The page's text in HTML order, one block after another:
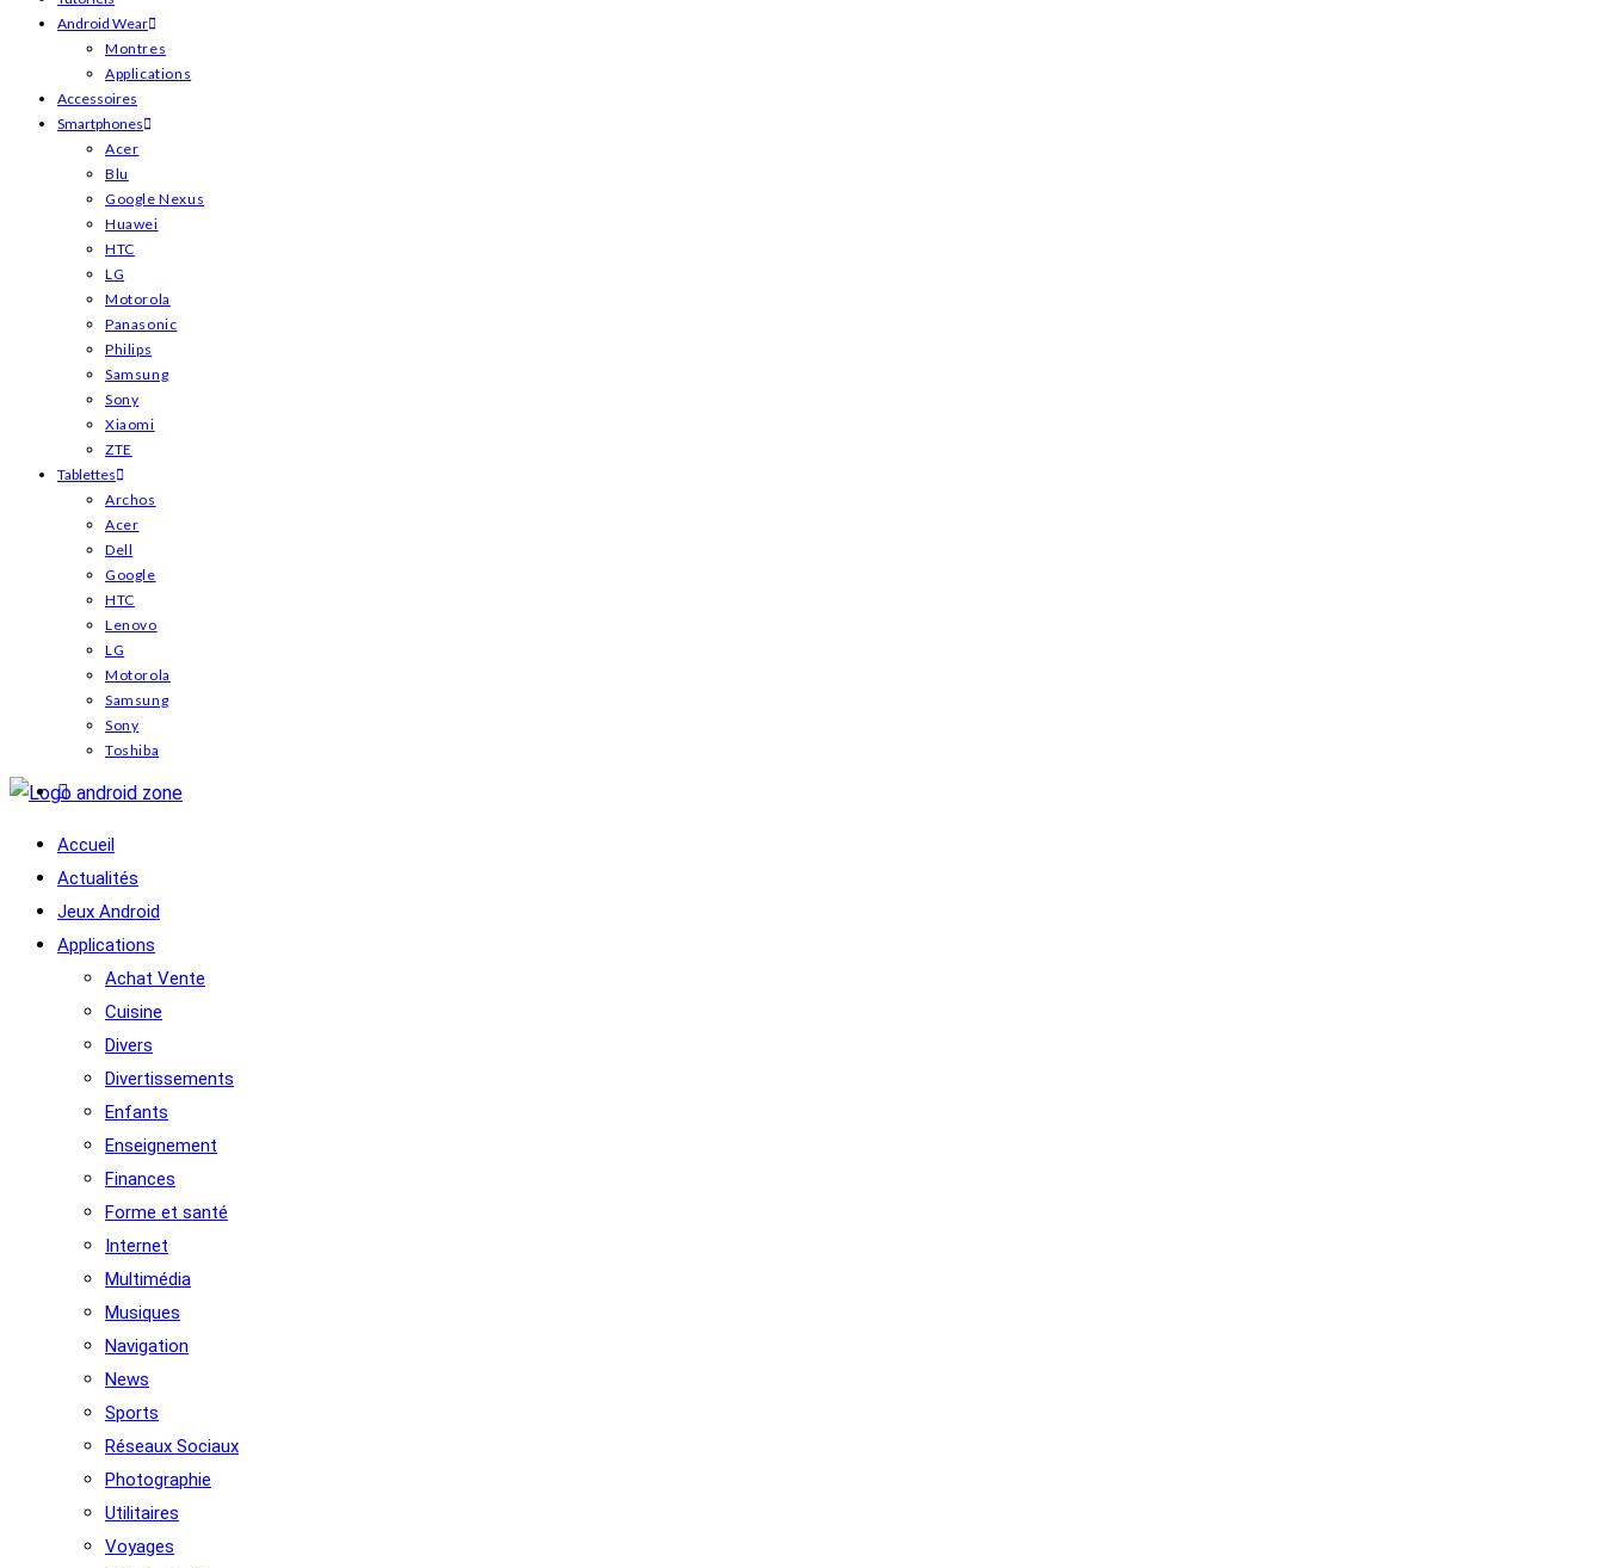
Android Wear
Montres
Applications
Accessoires
Smartphones
Acer
Blu
Google Nexus
Huawei
HTC
LG
Motorola
Panasonic
Philips
Samsung
Sony
Xiaomi
ZTE
Tablettes
Archos
Acer
Dell
Google
HTC
Lenovo
LG
Motorola
Samsung
Sony
Toshiba
Accueil
Actualités
Jeux Android
Applications
Achat Vente
Cuisine
Divers
Divertissements
Enfants
Enseignement
Finances
Forme et santé
Internet
Multimédia
Musiques
Navigation
News
Sports
Réseaux Sociaux
Photographie
Utilitaires
Voyages